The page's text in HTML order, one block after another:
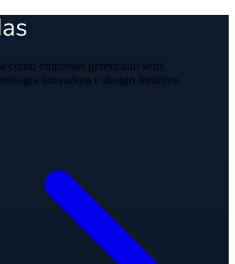
como empresas gerenciam seus
inovadora e design intuitivo.